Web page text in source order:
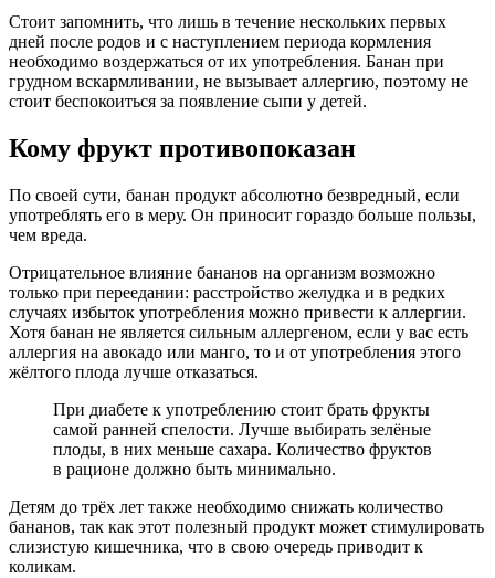
Стоит запомнить, что лишь в течение нескольких первых
дней после родов и с наступлением периода кормления
необходимо воздержаться от их употребления. Банан при
грудном вскармливании, не вызывает аллергию, поэтому не
стоит беспокоиться за появление сыпи у детей.
Кому фрукт противопоказан
По своей сути, банан продукт абсолютно безвредный, если
употреблять его в меру. Он приносит гораздо больше пользы,
чем вреда.
Отрицательное влияние бананов на организм возможно
только при переедании: расстройство желудка и в редких
случаях избыток употребления можно привести к аллергии.
Хотя банан не является сильным аллергеном, если у вас есть
аллергия на авокадо или манго, то и от употребления этого
жёлтого плода лучше отказаться.
При диабете к употреблению стоит брать фрукты
самой ранней спелости. Лучше выбирать зелёные
плоды, в них меньше сахара. Количество фруктов
в рационе должно быть минимально.
Детям до трёх лет также необходимо снижать количество
бананов, так как этот полезный продукт может стимулировать
слизистую кишечника, что в свою очередь приводит к
коликам.